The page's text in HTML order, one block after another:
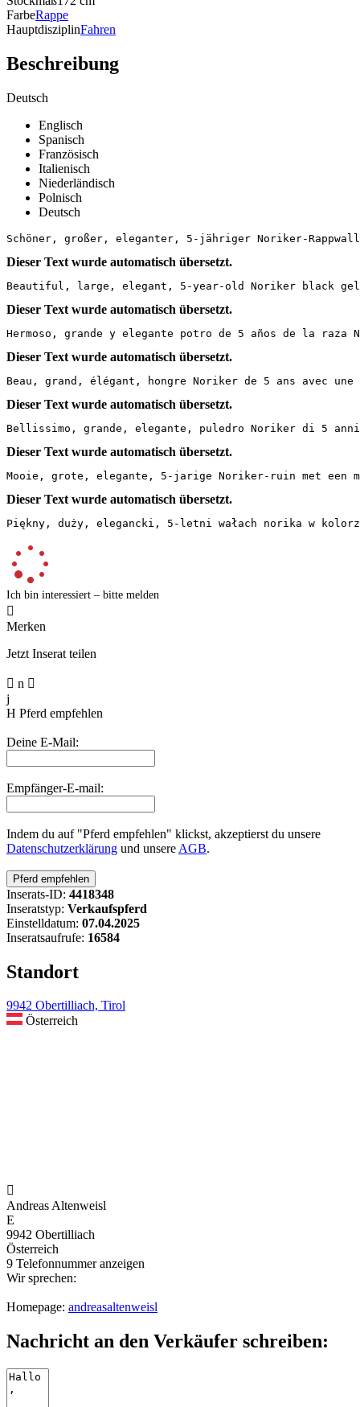
FarbeRappe
HauptdisziplinFahren
Beschreibung
Deutsch
Englisch
Spanisch
Französisch
Italienisch
Niederländisch
Polnisch
Deutsch
Schöner, großer, eleganter, 5-jähriger Noriker-
Dieser Text wurde automatisch übersetzt.
Beautiful, large, elegant, 5-year-old Noriker black
Dieser Text wurde automatisch übersetzt.
Hermoso, grande y elegante potro de 5 años de la
Dieser Text wurde automatisch übersetzt.
Beau, grand, élégant, hongre Noriker de 5 ans avec
Dieser Text wurde automatisch übersetzt.
Bellissimo, grande, elegante, puledro Noriker di 5
Dieser Text wurde automatisch übersetzt.
Mooie, grote, elegante, 5-jarige Noriker-ruin met een
Dieser Text wurde automatisch übersetzt.
Piękny, duży, elegancki, 5-letni wałach norika w
Ich bin interessiert – bitte melden

Merken
Jetzt Inserat teilen
 n 
j
H Pferd empfehlen
Deine E-Mail:
Empfänger-E-mail:
Indem du auf "Pferd empfehlen" klickst, akzeptierst du unsere
Datenschutzerklärung und unsere AGB.
Inserats-ID: 4418348
Inseratstyp: Verkaufspferd
Einstelldatum: 07.04.2025
Inseratsaufrufe: 16584
Standort
9942 Obertilliach, Tirol
Österreich

Andreas Altenweisl
E
9942 Obertilliach
Österreich
9 Telefonnummer anzeigen
Wir sprechen:
Homepage: andreasaltenweisl
Nachricht an den Verkäufer schreiben: